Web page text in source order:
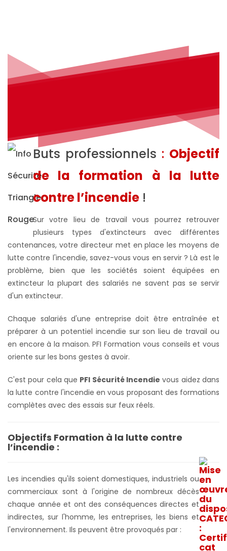
Buts professionnels : Objectif
de la formation à la lutte
contre l’incendie !
Sur votre lieu de travail vous pourrez retrouver
plusieurs types d'extincteurs avec différentes
contenances, votre directeur met en place les moyens de
lutte contre l'incendie, savez-vous vous en servir ? Là est le
problème, bien que les sociétés soient équipées en
extincteur la plupart des salariés ne savent pas se servir
d'un extincteur.
Chaque salariés d'une entreprise doit être entraînée et
préparer à un potentiel incendie sur son lieu de travail ou
en encore à la maison. PFI Formation vous conseils et vous
oriente sur les bons gestes à avoir.
C'est pour cela que PFI Sécurité Incendie vous aidez dans
la lutte contre l'incendie en vous proposant des formations
complètes avec des essais sur feux réels.
Objectifs Formation à la lutte contre
l’incendie :
Les incendies qu'ils soient domestiques, industriels ou
commerciaux sont à l'origine de nombreux décès
chaque année et ont des conséquences directes et
indirectes, sur l'homme, les entreprises, les biens et
l'environnement. Ils peuvent être provoqués par :